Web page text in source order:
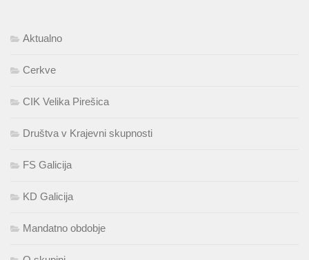
Aktualno
Cerkve
CIK Velika Pirešica
Društva v Krajevni skupnosti
FS Galicija
KD Galicija
Mandatno obdobje